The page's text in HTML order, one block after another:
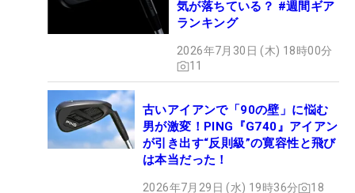
気が落ちている？ #週間ギア
ランキング
2026年7月30日 (木) 18時00分
11
古いアイアンで「90の壁」に悩む
男が激変！PING『G740』アイアン
が引き出す“反則級”の寛容性と飛び
は本当だった！
2026年7月29日 (水) 19時36分 18